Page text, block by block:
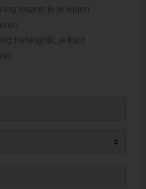
waarin je je eigen
belangrijk, je kunt